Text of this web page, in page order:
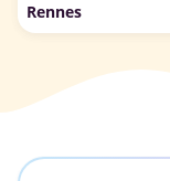
Rennes